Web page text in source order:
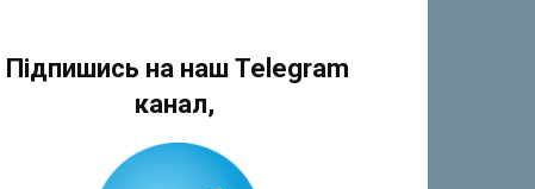
Підпишись на наш Telegram
канал,